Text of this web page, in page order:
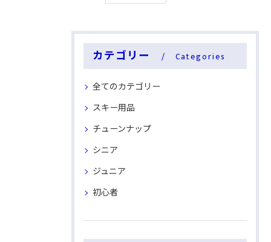
カテゴリー Categories
全てのカテゴリー
スキー用品
チューンナップ
シニア
ジュニア
初心者